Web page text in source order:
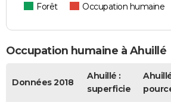
Forêt
Occupation humaine
Occupation humaine à Ahuillé
Données 2018
Ahuillé :
superficie